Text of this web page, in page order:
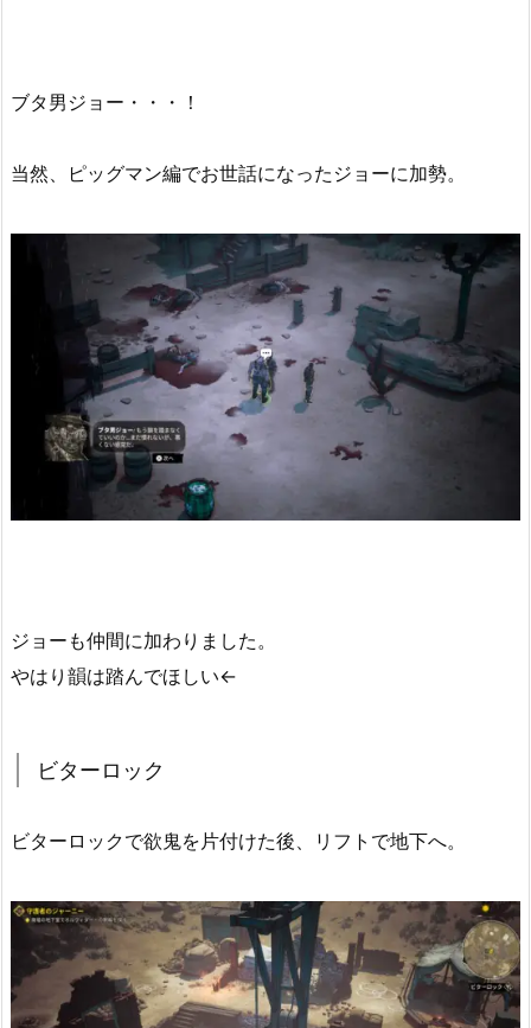
ブタ男ジョー・・・！
当然、ピッグマン編でお世話になったジョーに加勢。
ジョーも仲間に加わりました。
やはり韻は踏んでほしい←
ビターロック
ビターロックで欲鬼を片付けた後、リフトで地下へ。